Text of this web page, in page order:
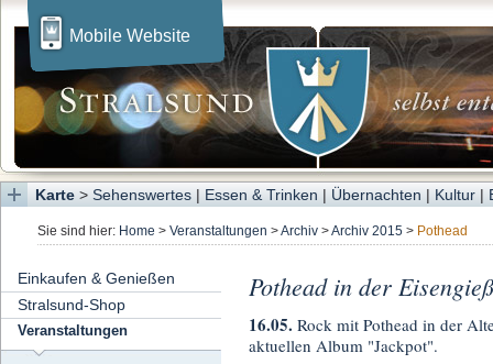
Mobile Website
Karte > Sehenswertes | Essen & Trinken | Übernachten | Kultur |
Sie sind hier: Home > Veranstaltungen >Archiv >Archiv 2015 > Pothead
Einkaufen & Genießen
Stralsund-Shop
Veranstaltungen
Pothead in der
16.05. Rock mit Pothead in der
aktuellen Album "Jackpot".